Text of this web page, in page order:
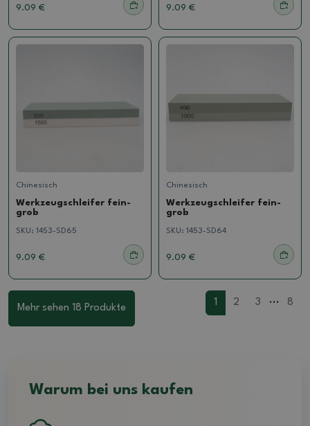
9.09 € 9.09 €
Chinesisch
Werkzeugschleifer fein-
grob
SKU: 1453-SD65
9.09 €
Chinesisch
Werkzeugschleifer fein-
grob
SKU: 1453-SD64
9.09 €
Mehr sehen 18 Produkte
1 2 3 ... 8
Warum bei uns kaufen